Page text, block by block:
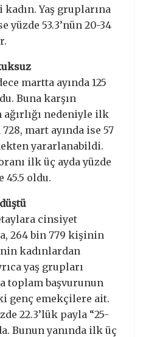
Yaş gruplarına
yüzde 53.3’nün 20-34
martta ayında 125
Buna karşın
nedeniyle ilk
mart ayında ise 57
yararlanabildi.
ilk üç ayda yüzde
45.5 oldu.
cinsiyet
264 bin 779 kişinin
kadınlardan
yaş grupları
toplam başvurunun
genç emekçilere ait.
22.3’lük payla “25-
Bunun yanında ilk üç